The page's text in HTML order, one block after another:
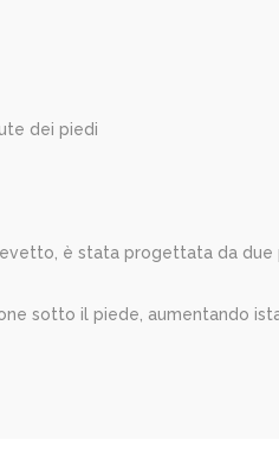
dei piedi
è stata progettata da
sotto il piede, aumentando